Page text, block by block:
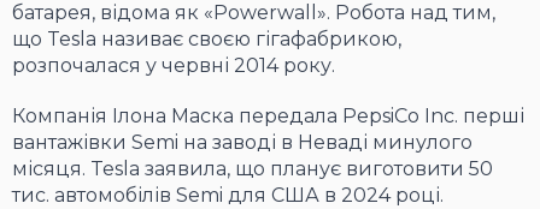
батарея, відома як «Powerwall». Робота над тим,
що Tesla називає своєю гігафабрикою,
розпочалася у червні 2014 року.
Компанія Ілона Маска передала PepsiCo Inc. перші
вантажівки Semi на заводі в Неваді минулого
місяця. Tesla заявила, що планує виготовити 50
тис. автомобілів Semi для США в 2024 році.